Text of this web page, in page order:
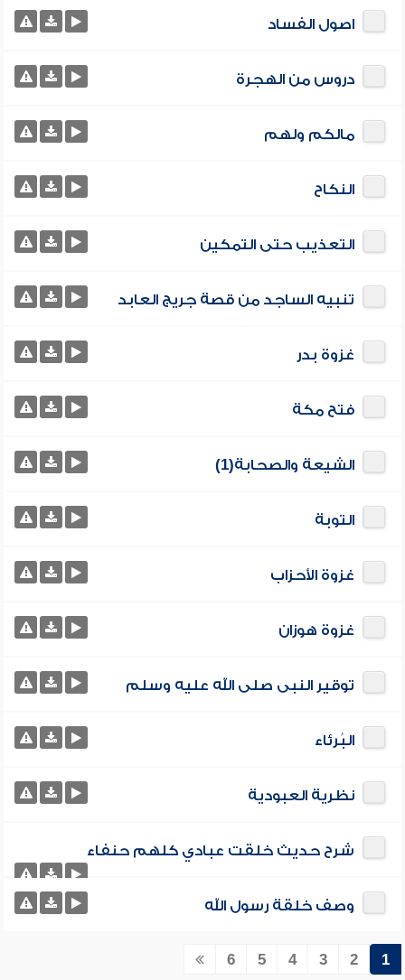
اصول الفساد
دروس من الهجرة
مالكم ولهم
النكاح
التعذيب حتى التمكين
تنبيه الساجد من قصة جريج العابد
غزوة بدر
فتح مكة
الشيعة والصحابة(1)
التوبة
غزوة الأحزاب
غزوة هوزان
توقير النبى صلى الله عليه وسلم
البُرئاء
نظرية العبودية
شرح حديث خلقت عبادي كلهم حنفاء
وصف خلقة رسول الله
1
2
3
4
5
6